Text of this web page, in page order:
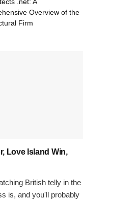
Overview of the
Firm
Love Island Win,
British telly in the
is, and you'll probably